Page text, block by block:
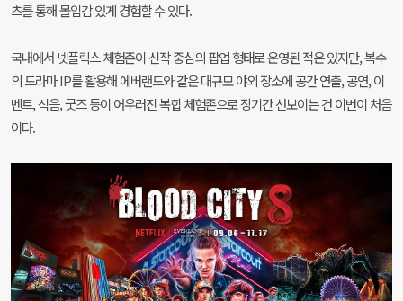
츠를 통해 몰입감 있게 경험할 수 있다.
국내에서 넷플릭스 체험존이 신작 중심의 팝업 형태로 운영된 적은 있지만, 복수
의 드라마 IP를 활용해 에버랜드와 같은 대규모 야외 장소에 공간 연출, 공연, 이
벤트, 식음, 굿즈 등이 어우러진 복합 체험존으로 장기간 선보이는 건 이번이 처음
이다.